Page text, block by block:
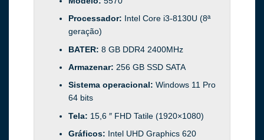
Processador: Intel Core i3-8130U (8ª
geração)
BATER: 8 GB DDR4 2400MHz
Armazenar: 256 GB SSD SATA
Sistema operacional: Windows 11 Pro
64 bits
Tela: 15,6 ″ FHD Tatile (1920×1080)
Gráficos: Intel UHD Graphics 620